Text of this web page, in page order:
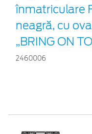
înmatriculare
neagră, cu
„BRING ON
2460006